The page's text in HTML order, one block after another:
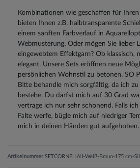
Kombinationen wie geschaffen für
bieten Ihnen z.B. halbtransparente
einem sanften Farbverlauf in
Webmusterung. Oder mögen Sie lieber
eingewebtem Effektgarn? Ob klassisch,
elegant. Unsere Sets eröffnen neue
persönlichen Wohnstil zu betonen. SO
Bitte behandle mich sorgfältig, da ich
bestehe. Du darfst mich auf 30 Grad
vertrage ich nur sehr schonend. Falls
Falte werfe, bügle mich auf niedriger
mich in deinen Händen gut aufgehoben.
Artikelnummer SETCORNELIAII-Weiß-Braun-175 cm-